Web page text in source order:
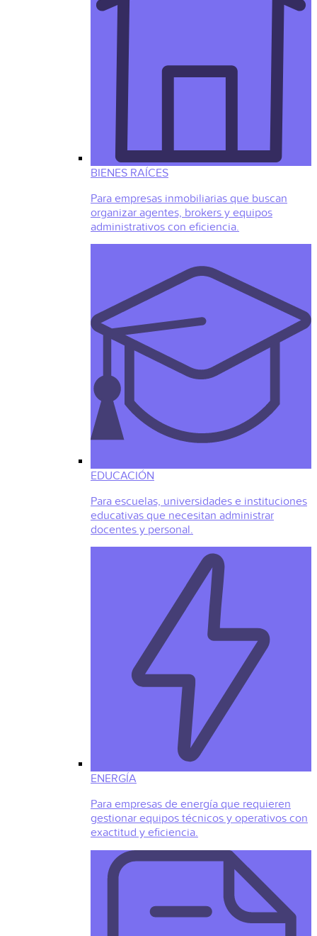
BIENES RAÍCES
Para empresas inmobiliarias que buscan
organizar agentes, brokers y equipos
administrativos con eficiencia.
EDUCACIÓN
Para escuelas, universidades e instituciones
educativas que necesitan administrar
docentes y personal.
ENERGÍA
Para empresas de energía que requieren
gestionar equipos técnicos y operativos con
exactitud y eficiencia.